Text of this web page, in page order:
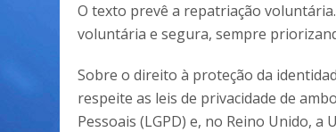
O texto prevê a repatriação
voluntária e segura, sempre
Sobre o direito à proteção da
respeite as leis de privacidade de
Pessoais (LGPD) e, no Reino Unido, a